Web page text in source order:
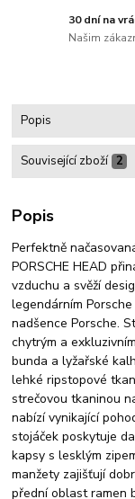
30 dní na
Našim
Popis
Související zboží 2
Popis
Perfektně
PORSCHE HEAD
vzduchu a svěží
legendárním
nadšence Porsche.
chytrým a
bunda a lyžařské
lehké ripstopové
strečovou tkaninou
nabízí vynikající
stojáček poskytuje
kapsy s lesklým
manžety zajišťují
přední oblast ramen